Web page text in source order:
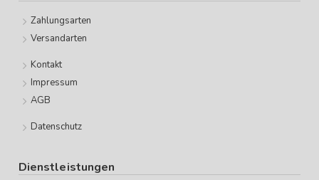
Zahlungsarten
Versandarten
Kontakt
Impressum
AGB
Datenschutz
Dienstleistungen